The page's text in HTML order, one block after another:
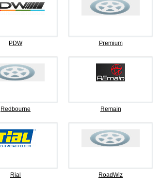
PDW Premium
Redbourne Remain
Rial RoadWiz